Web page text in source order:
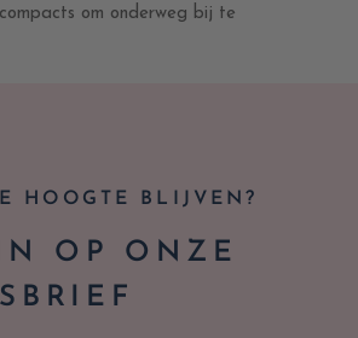
om onderweg bij te
HOOGTE BLIJVEN?
OP ONZE